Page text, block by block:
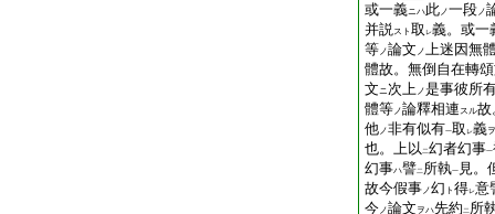
或一義ニハ此ノ一段ノ
并説スト 取 レ義。或一
等ノ論文 ノ上迷因無
體故。無倒自在轉
文ニ次上ノ是事彼所
體等ノ論釋相連 スル故
他ノ非有似有一取 レ義ヲ
也。上以 二幻者幻事一
幻事ハ譬二 所執一 見。
故今假事ノ幻 ト 得レ意
今ノ論文 ヲハ先約 二 所